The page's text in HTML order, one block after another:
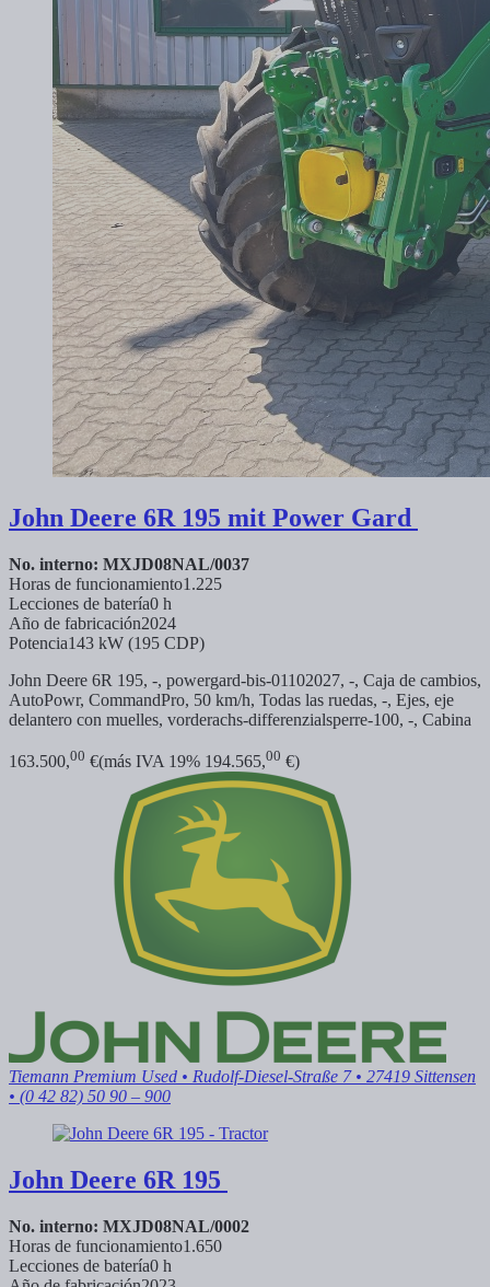
John Deere 6R 195 mit Power Gard
No. interno: MXJD08NAL/0037
Horas de funcionamiento1.225
Lecciones de batería0 h
Año de fabricación2024
Potencia143 kW (195 CDP)
John Deere 6R 195, -, powergard-bis-01102027, -, Caja de cambios,
AutoPowr, CommandPro, 50 km/h, Todas las ruedas, -, Ejes, eje
delantero con muelles, vorderachs-differenzialsperre-100, -, Cabina
163.500,00 €(más IVA 19% 194.565,00 €)
Tiemann Premium Used • Rudolf-Diesel-Straße 7 • 27419 Sittensen
• (0 42 82) 50 90 – 900
John Deere 6R 195
No. interno: MXJD08NAL/0002
Horas de funcionamiento1.650
Lecciones de batería0 h